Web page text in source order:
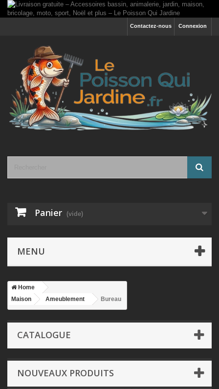
Connexion
Contactez-nous
Panier (vide)
MENU
Home
Maison
Ameublement Bureau
CATALOGUE
NOUVEAUX PRODUITS